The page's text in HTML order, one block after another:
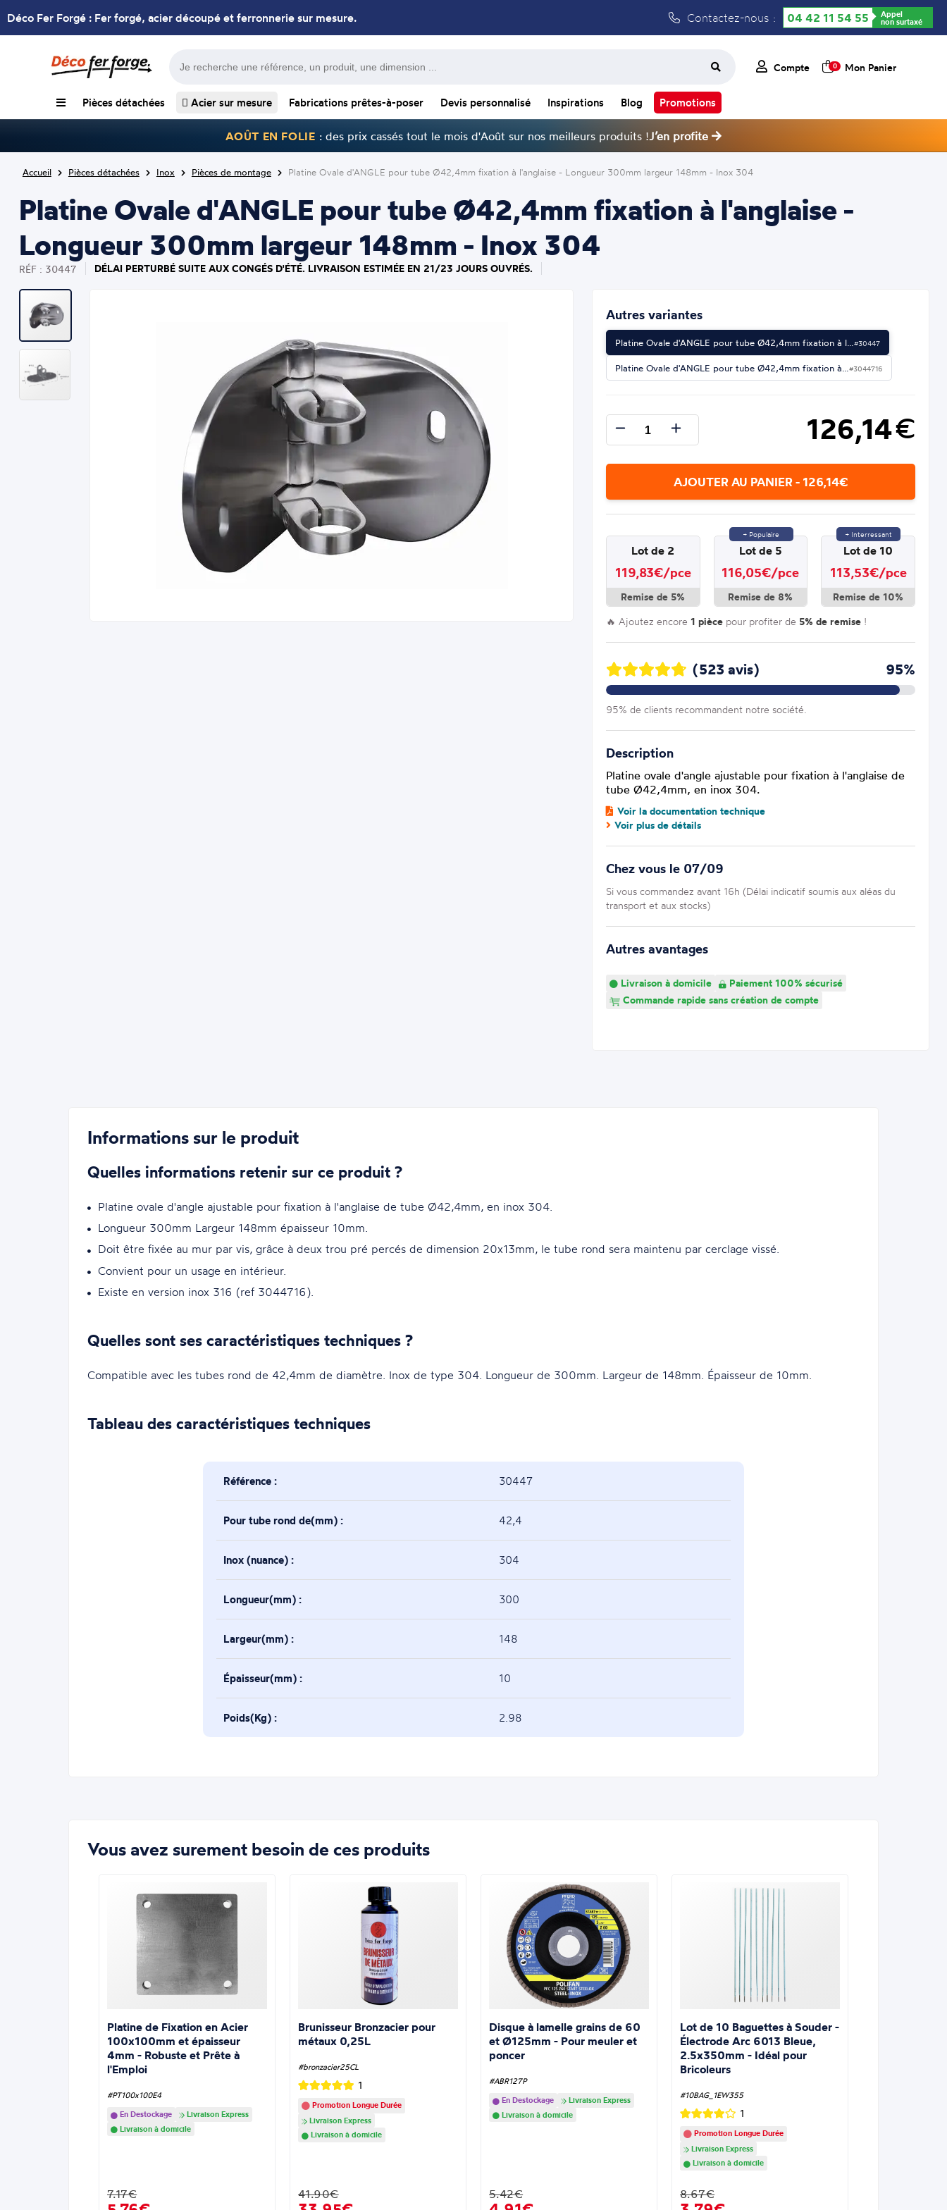
Déco Fer Forgé : Fer forgé, acier découpé et ferronnerie sur mesure. Contactez-nous : 04 42 11 54 55 Appel
non surtaxé
Compte 0 Mon Panier
Pièces détachées Acier sur mesure Fabrications prêtes-à-poser Devis personnalisé Inspirations Blog Promotions
AOÛT EN FOLIE : des prix cassés tout le mois d'Août sur nos meilleurs produits !J’en profite
Accueil Pièces détachées Inox Pièces de montage Platine Ovale d'ANGLE pour tube Ø42,4mm fixation à l'anglaise - Longueur 300mm largeur 148mm - Inox 304
Platine Ovale d'ANGLE pour tube Ø42,4mm fixation à l'anglaise -
Longueur 300mm largeur 148mm - Inox 304
RÉF : 30447 DÉLAI PERTURBÉ SUITE AUX CONGÉS D'ÉTÉ. LIVRAISON ESTIMÉE EN 21/23 JOURS OUVRÉS.
Autres variantes
Platine Ovale d'ANGLE pour tube Ø42,4mm fixation à l… #30447
Platine Ovale d'ANGLE pour tube Ø42,4mm fixation à… #3044716
126,14€
AJOUTER AU PANIER - 126,14€
Lot de 2
119,83€/pce
Remise de 5%
+ Populaire
Lot de 5
116,05€/pce
Remise de 8%
+ Interressant
Lot de 10
113,53€/pce
Remise de 10%
🔥 Ajoutez encore 1 piècepour profiter de 5% de remise!
(523 avis) 95%
95% de clients recommandent notre société.
Description
Platine ovale d'angle ajustable pour fixation à l'anglaise de
tube Ø42,4mm, en inox 304.
Voir la documentation technique
Voir plus de détails
Chez vous le 07/09
Si vous commandez avant 16h (Délai indicatif soumis aux aléas du
transport et aux stocks)
Autres avantages
Livraison à domicile
Paiement 100% sécurisé
Commande rapide sans création de compte
Informations sur le produit
Quelles informations retenir sur ce produit ?
Platine ovale d'angle ajustable pour fixation à l'anglaise de tube Ø42,4mm, en inox 304.
Longueur 300mm Largeur 148mm épaisseur 10mm.
Doit être fixée au mur par vis, grâce à deux trou pré percés de dimension 20x13mm, le tube rond sera maintenu par cerclage vissé.
Convient pour un usage en intérieur.
Existe en version inox 316 (ref 3044716).
Quelles sont ses caractéristiques techniques ?
Compatible avec les tubes rond de 42,4mm de diamètre. Inox de type 304. Longueur de 300mm. Largeur de 148mm. Épaisseur de 10mm.
Tableau des caractéristiques techniques
Référence : 30447
Pour tube rond de(mm) : 42,4
Inox (nuance) : 304
Longueur(mm) : 300
Largeur(mm) : 148
Épaisseur(mm) : 10
Poids(Kg) : 2.98
Vous avez surement besoin de ces produits
Platine de Fixation en Acier
100x100mm et épaisseur
4mm - Robuste et Prête à
l'Emploi
#PT100x100E4
En Destockage
Livraison Express
Livraison à domicile
7.17€
Brunisseur Bronzacier pour
métaux 0,25L
#bronzacier25CL
1
Promotion Longue Durée
Livraison Express
Livraison à domicile
41.90€
Disque à lamelle grains de 60
et Ø125mm - Pour meuler et
poncer
#ABR127P
En Destockage
Livraison Express
Livraison à domicile
5.42€
Lot de 10 Baguettes à Souder -
Électrode Arc 6013 Bleue,
2.5x350mm - Idéal pour
Bricoleurs
#10BAG_1EW355
1
Promotion Longue Durée
Livraison Express
Livraison à domicile
8.67€